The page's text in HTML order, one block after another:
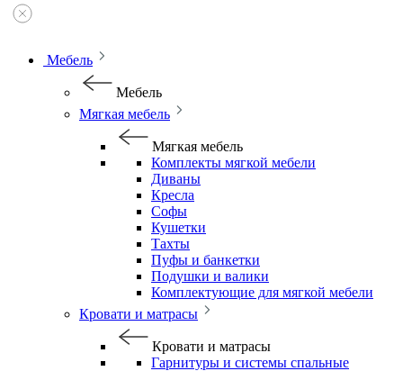
Мебель
Мебель
Мягкая мебель
Мягкая мебель
Комплекты мягкой мебели
Диваны
Кресла
Софы
Кушетки
Тахты
Пуфы и банкетки
Подушки и валики
Комплектующие для мягкой мебели
Кровати и матрасы
Кровати и матрасы
Гарнитуры и системы спальные